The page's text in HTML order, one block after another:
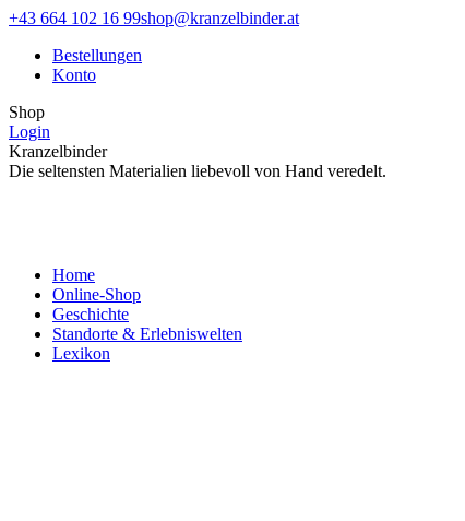
Zum
springen
Facebook
opens
window
Instagram
opens
window
+43 664 102 16 99shop@kranzelbinder.at
Bestellungen
Konto
Shop
Login
Kranzelbinder
Die seltensten Materialien liebevoll von Hand veredelt.
Home
Online-Shop
Geschichte
Standorte & Erlebniswelten
Lexikon